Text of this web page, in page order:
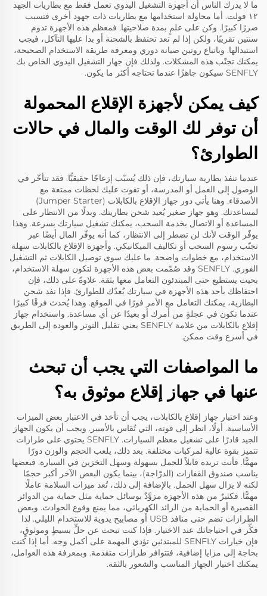
ما لا يدرك الناس أن أجهزة التشغيل اليدوي تعمل فقط مع بطاريات الجهد
١٢ فولت. أما محاولة استخدامها مع بطاريات ذات جهود أخرى فتسبب
ضررًا كبيرًا. وكن على علمٍ بمدة صلاحيتها. فمعظم هذه الأجهزة تدوم
سنتين تقريبًا، ولكن إذا لم تعد تحتفظ بالشحنة أو بدا عليها التآكل، فيجب
استبدالها. وباتباع روتين صيانة دوري ومعرفة طريقة الاستخدام الصحيحة،
يمكنك تجنّب هذه المشكلات. ولذلك فإن جهاز التشغيل اليدوي الخاص بك
SENFLY سيكون جاهزًا عندما تحتاجه أكثر ما يكون.
كيف يمكن لأجهزة الإقلاع المحمولة
أن توفر لك الوقت والمال في حالات
الطوارئ؟
عندما تنفذ بطارية سيارتك، فإن ذلك يُسبّب إزعاجًا حقيقيًّا. فقد تتأخّر في
الوصول إلى العمل أو المدرسة، أو تفوت عليك لحظات ممتعة مع
الأصدقاء. وهنا يأتي دور جهاز الإقلاع بالكابلات (Jumper Starter)
لمساعدتك. وهو جهاز صغير يُعيد شحن بطاريتك. وبدلًا من الانتظار على
المساعدة أو الاتصال بخدمة السحب، يمكنك تشغيل سيارتك بسرعة. وهذا
يوفّر الوقت لأنك لن تضطر إلى الانتظار، كما أنه يوفّر المال أيضًا عبر
تجنّب رسوم السحب أو تكاليف الميكانيكي. وأجهزة الإقلاع بالكابلات سهلة
الاستخدام، مع خطوات واضحة. ما عليك سوى توصيل الكابلات ثم التشغيل
الفوري. SENFLY وقد صُمّمت بعض هذه الأجهزة لتكون سهلة الاستخدام،
بحيث يستطيع حتى المبتدئون التعامل معها بثقة. علاوةً على ذلك، فإن
احتفاظك بأحد هذه الأجهزة في سيارتك يُعدّك للطوارئ. فإذا نفد شحن
البطارية، يمكنك التعامل مع الأمر فورًا في الموقع. وهذا يُحدث فرقًا كبيرًا
عندما تكون في عجلةٍ من أمرك أو بعيدًا عن أي مساعدة. واستخدام جهاز
إقلاع بالكابلات من علامة SENFLY يعني تقليل التوتر والعودة إلى الطريق
في أسرع وقت ممكن.
ما المواصفات التي يجب أن تبحث
عنها في جهاز إقلاع موثوق به؟
وعند اختيار جهاز إقلاع بالكابلات، يجب أن تأخذ في الاعتبار بعض الميزات
الأساسية. أولًا، انظر إلى قوته، التي تُقاس بالأمبير. ويجب أن يكون الجهاز
الجيد قادرًا على تشغيل معظم السيارات. SENFLY يحتوي على طرازات
تتميز بقوة عالية لمركبات مختلفة. بعد ذلك، يلعب الحجم والوزن دورًا
مهمًّا. فأنت تريده قابلاً للحمل بسهولة وسهل التخزين في السيارة. فبعضها
يناسب صندوق القفازات (الدرّاجة)، بينما يكون البعض الآخر أكبر حجمًا
لكنه لا يزال سهل الحمل. بالإضافة إلى ذلك، تُعد ميزات السلامة عاملًا
مهمًّا. فكثيرٌ من هذه الأجهزة مزوَّدٌ بوسائل حماية مثل حماية من الدوائر
القصيرة أو الحماية من الزائد الكهربائي، مما يمنع وقوع الحوادث. وبعض
الطرازات تضم حتى منافذ USB أو مصابيح يدوية للاستخدام الليلي. لذا
فكِّر في احتياجاتك عند الاختيار. فإذا كنت تبحث عن حلٍّ بسيطٍ وموثوقٍ،
فإن خيارات SENFLY للمبتدئين تؤدي المهمة على أكمل وجه. أما إذا كنت
بحاجة إلى مزايا إضافية، فتتوافر طرازات متقدمة. وبمعرفة هذه العوامل،
يمكنك اختيار الجهاز المناسب والشعور بالثقة.